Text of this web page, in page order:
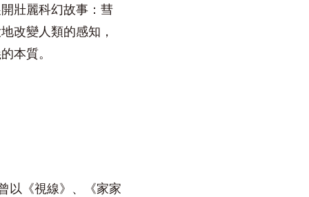
壯麗科幻故事：彗
改變人類的感知，
本質。
以《視線》、《家家